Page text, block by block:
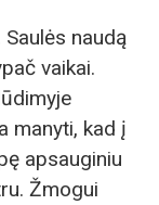
naudą
vaikai.
manyti, kad į
apsauginiu
Žmogui